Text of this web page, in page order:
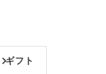
ギフト